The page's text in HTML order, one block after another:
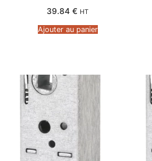
39.84 € HT
Ajouter au panier